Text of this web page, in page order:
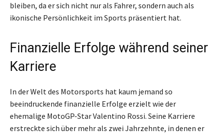
bleiben, da er sich nicht nur als Fahrer, sondern auch als
ikonische Persönlichkeit im Sports präsentiert hat.
Finanzielle Erfolge während seiner
Karriere
In der Welt des Motorsports hat kaum jemand so
beeindruckende finanzielle Erfolge erzielt wie der
ehemalige MotoGP-Star Valentino Rossi. Seine Karriere
erstreckte sich über mehr als zwei Jahrzehnte, in denen er